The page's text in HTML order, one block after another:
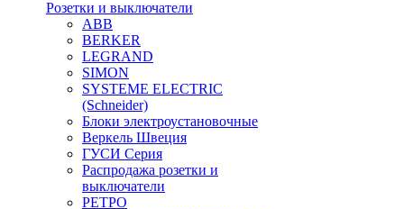
Розетки и выключатели
ABB
BERKER
LEGRAND
SIMON
SYSTEME ELECTRIC
(Schneider)
Блоки электроустановочные
Веркель Швеция
ГУСИ Серия
Распродажа розетки и
выключатели
РЕТРО